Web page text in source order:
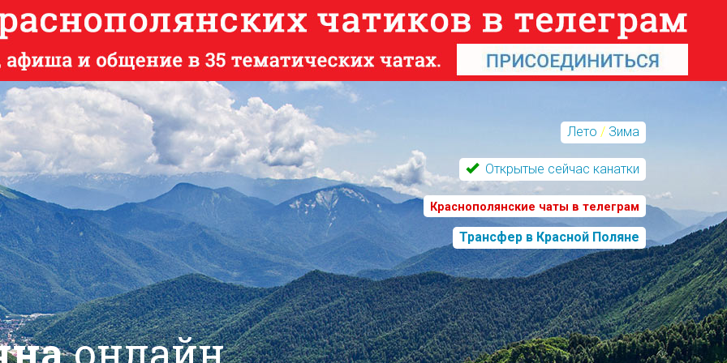
Лето / Зима
Открытые сейчас канатки
Краснополянские чаты в телеграм
Трансфер в Красной Поляне